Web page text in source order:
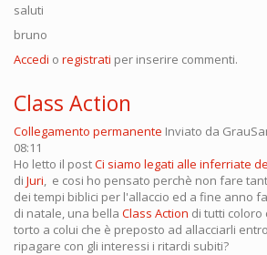
saluti
bruno
Accedi o registrati per inserire commenti.
Class Action
Collegamento permanente Inviato da
08:11
Ho letto il postCi siamo legati alle inferriate
di Juri
e cosi ho pensato perchè non fare
dei tempi biblici per l'allaccio ed a fine anno
di natale, una bella Class Action di tutti coloro
torto a colui che è preposto ad allacciarli
ripagare con gli interessi i ritardi subiti?